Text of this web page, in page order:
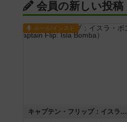
会員の新しい投稿
ルール/インスト
キャプテン・フリップ：イスラ・ボンバ